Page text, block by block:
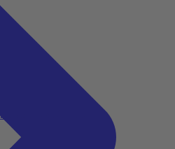
votre expérience